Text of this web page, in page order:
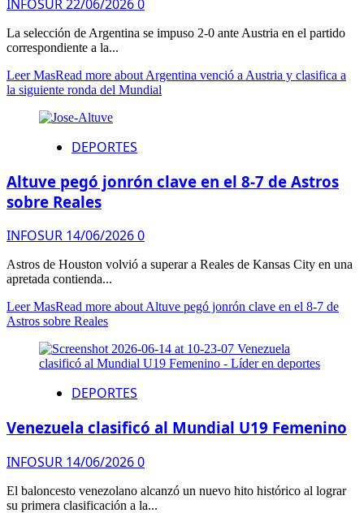
INFOSUR22/06/20260
La selección de Argentina se impuso 2-0 ante Austria en el partido
correspondiente a la...
Leer MasRead more about Argentina venció a Austria y clasifica a
la siguiente ronda del Mundial
DEPORTES
Altuve pegó jonrón clave en el 8-7 de Astros
sobre Reales
INFOSUR 14/06/20260
Astros de Houston volvió a superar a Reales de Kansas City en una
apretada contienda...
Leer MasRead more about Altuve pegó jonrón clave en el 8-7 de
Astros sobre Reales
DEPORTES
Venezuela clasificó al Mundial U19 Femenino
INFOSUR 14/06/20260
El baloncesto venezolano alcanzó un nuevo hito histórico al lograr
su primera clasificación a la...